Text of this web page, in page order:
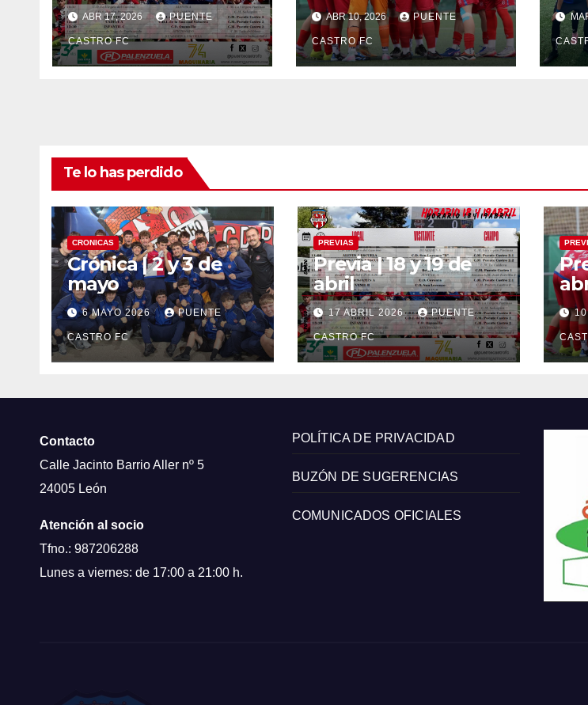
ABR 17, 2026 PUENTE
CASTRO FC
ABR 10, 2026 PUENTE
CASTRO FC
Te lo has perdido
CRONICAS
Crónica | 2 y 3 de
mayo
6 MAYO 2026 PUENTE
CASTRO FC
PREVIAS
Previa | 18 y 19 de
abril
17 ABRIL 2026 PUENTE
CASTRO FC
Contacto
Calle Jacinto Barrio Aller nº 5
24005 León
Atención al socio
Tfno.: 987206288
Lunes a viernes: de 17:00 a 21:00 h.
POLÍTICA DE PRIVACIDAD
BUZÓN DE SUGERENCIAS
COMUNICADOS OFICIALES